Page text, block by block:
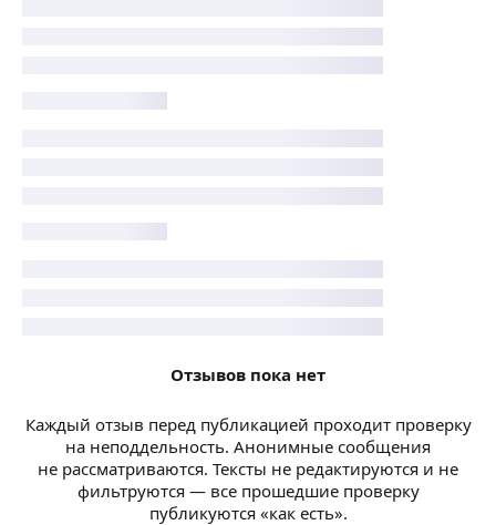
Отзывов пока нет
Каждый отзыв перед публикацией проходит проверку
на неподдельность. Анонимные сообщения
не рассматриваются. Тексты не редактируются и не
фильтруются — все прошедшие проверку
публикуются «как есть».